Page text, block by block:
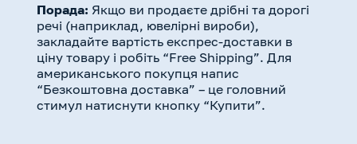
Порада: Якщо ви продаєте дрібні та дорогі
речі (наприклад, ювелірні вироби),
закладайте вартість експрес-доставки в
ціну товару і робіть “Free Shipping”. Для
американського покупця напис
“Безкоштовна доставка” – це головний
стимул натиснути кнопку “Купити”.